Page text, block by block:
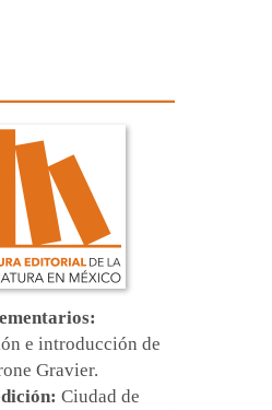
e introducción de
Gravier.
Ciudad de